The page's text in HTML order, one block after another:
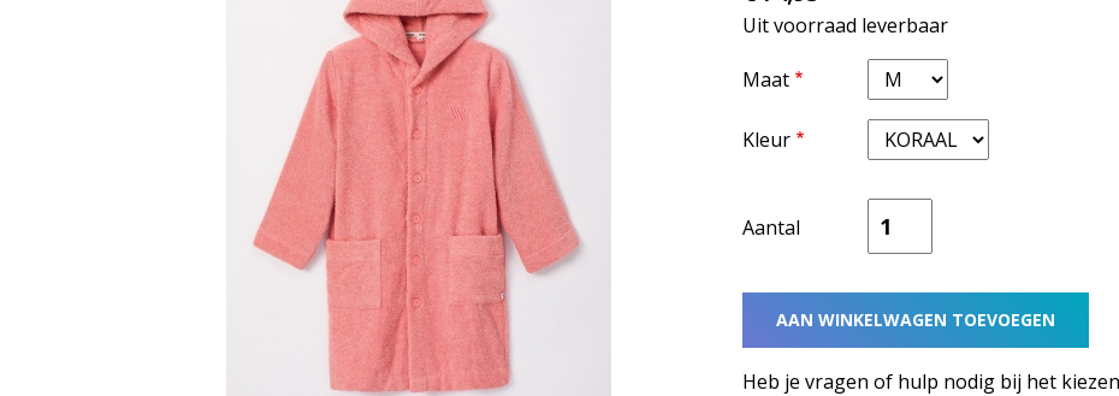
Uit voorraad leverbaar
Maat
Kleur
Aantal
Heb je vragen of hulp nodig bij het